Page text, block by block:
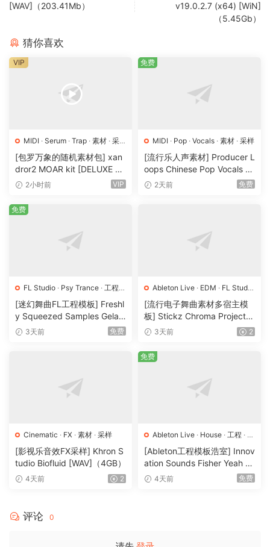
[WAV]（203.41Mb）
v19.0.2.7 (x64) [WiN]
（5.45Gb）
猜你喜欢
MIDI · Serum · Trap · 素材 · 采
样·预置
[包罗万象的随机素材包] xan
dror2 MOAR kit [DELUXE VE
RSION] [WAV, MiDi]（3.1G
2小时前 VIP
VIP
MIDI · Pop · Vocals · 素材 · 采样
[流行乐人声素材] Producer L
oops Chinese Pop Vocals Vo
l.1 [WAV, MiDi, REX]（3.21G
2天前 免费
免费
FL Studio · Psy Trance · 工程·
素材
采样
[迷幻舞曲FL工程模板] Freshl
y Squeezed Samples Gelar
di Template Essentials Vol.1
3天前 免费
免费
Ableton Live · EDM · FL Studio
· Logic Pro ·Pop · 工程· 素材
采样
[流行电子舞曲素材多宿主模
板] Stickz Chroma Project Fi
le Expansion（2.53GB）
3天前 2
Cinematic · FX · 素材 · 采样
[影视乐音效FX采样] Khron S
tudio Biofluid [WAV]（4GB）
4天前 2
Ableton Live · House · 工程 · 素
材
采样
[Ableton工程模板浩室] Innov
ation Sounds Fisher Yeah T
he Girls (Rmv Remake)（13
4天前 免费
免费
评论 0